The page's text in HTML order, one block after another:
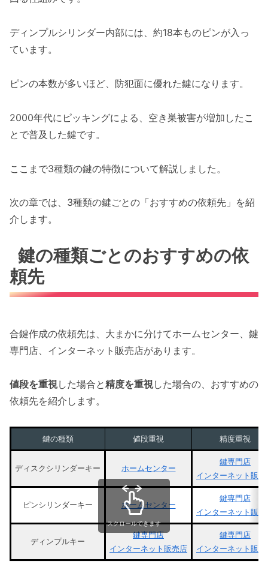
ディンプルシリンダー内部には、約18本ものピンが入っ
ています。
ピンの本数が多いほど、防犯面に優れた鍵になります。
2000年代にピッキングによる、空き巣被害が増加したこ
とで普及した鍵です。
ここまで3種類の鍵の特徴について解説しました。
次の章では、3種類の鍵ごとの「おすすめの依頼先」を紹
介します。
鍵の種類ごとのおすすめの依
頼先
合鍵作成の依頼先は、大まかに分けてホームセンター、鍵
専門店、インターネット販売店があります。
値段を重視した場合と精度を重視した場合の、おすすめの
依頼先を紹介します。
鍵の種類 値段重視 精度重視
ディスクシリンダーキー ホームセンター
鍵専門店
インターネット販売
ピンシリンダーキー ホームセンター
鍵専門店
インターネット販売
ディンプルキー
鍵専門店
インターネット販売店
鍵専門店
インターネット販売
スクロールできます